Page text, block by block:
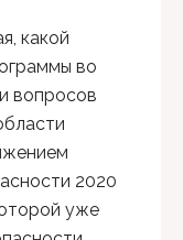
какой
во
вопросов
2020
уже